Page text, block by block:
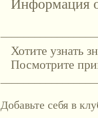
Информация
Хотите узнать
Посмотрите
Добавьте себя в